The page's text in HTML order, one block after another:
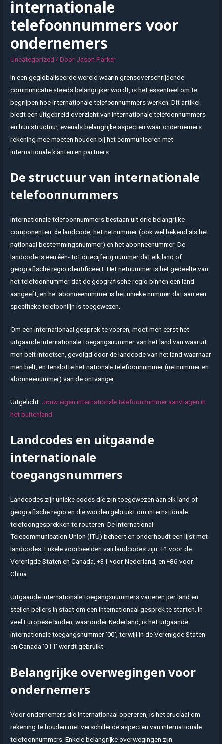
internationale
telefoonnummers voor
ondernemers
Uncategorized / Door Jason Parker
In een geglobaliseerde wereld waarin grensoverschrijdende
communicatie steeds belangrijker wordt, is het essentieel om te
begrijpen hoe internationale telefoonnummers werken. Dit artikel
biedt een uitgebreid overzicht van internationale telefoonnummers
en hun structuur, evenals belangrijke aspecten waar ondernemers
rekening mee moeten houden bij het communiceren met
internationale klanten en partners.
De structuur van internationale
telefoonnummers
Internationale telefoonnummers bestaan uit drie belangrijke
componenten: de landcode, het netnummer (ook wel bekend als het
nationaal bestemmingsnummer) en het abonneenummer. De
landcode is een één- tot driecijferig nummer dat elk land of
geografische regio identificeert. Het netnummer is het gedeelte van
het telefoonnummer dat de geografische regio binnen een land
aangeeft, en het abonneenummer is het unieke nummer dat aan een
specifieke telefoonlijn is toegewezen.
Om een internationaal gesprek te voeren, moet men eerst het
uitgaande internationale toegangsnummer van het land van waaruit
men belt intoetsen, gevolgd door de landcode van het land waarnaar
men belt, en tenslotte het nationale telefoonnummer (netnummer en
abonneenummer) van de ontvanger.
Uitgelicht: Jouw eigen internationale telefoonnummer aanvragen in
het buitenland
Landcodes en uitgaande
internationale
toegangsnummers
Landcodes zijn unieke codes die zijn toegewezen aan elk land of
geografische regio en die worden gebruikt om internationale
telefoongesprekken te routeren. De International
Telecommunication Union (ITU) beheert en onderhoudt een lijst met
landcodes. Enkele voorbeelden van landcodes zijn: +1 voor de
Verenigde Staten en Canada, +31 voor Nederland, en +86 voor
China.
Uitgaande internationale toegangsnummers variëren per land en
stellen bellers in staat om een internationaal gesprek te starten. In
veel Europese landen, waaronder Nederland, is het uitgaande
internationale toegangsnummer ’00’, terwijl in de Verenigde Staten
en Canada ‘011’ wordt gebruikt.
Belangrijke overwegingen voor
ondernemers
Voor ondernemers die internationaal opereren, is het cruciaal om
rekening te houden met verschillende aspecten van internationale
telefoonnummers. Enkele belangrijke overwegingen zijn: